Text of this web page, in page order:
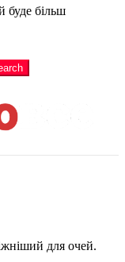
буде більш
для очей.